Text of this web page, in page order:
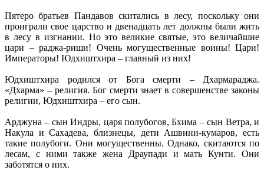
Пятеро братьев Пандавов скитались в лесу, поскольку они
проиграли свое царство и двенадцать лет должны были жить
в лесу в изгнании. Но это великие святые, это величайшие
цари – раджа-риши! Очень могущественные воины! Цари!
Императоры! Юдхиштхира – главный из них!
Юдхиштхира родился от Бога смерти – Дхармараджа.
«Дхарма» – религия. Бог смерти знает в совершенстве законы
религии, Юдхиштхира – его сын.
Арджуна – сын Индры, царя полубогов, Бхима – сын Ветра, и
Накула и Сахадева, близнецы, дети Ашвини-кумаров, есть
такие полубоги. Они могущественны. Однако, скитаются по
лесам, с ними также жена Драупади и мать Кунти. Они
заботятся о них.